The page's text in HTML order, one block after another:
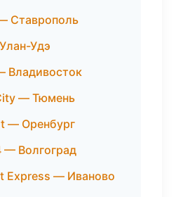
Ставрополь
Удэ
Владивосток
— Тюмень
— Оренбург
— Волгоград
Express — Иваново